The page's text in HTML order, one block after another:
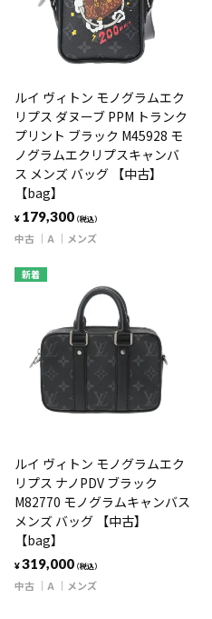
ルイ ヴィトン モノグラムエク
リプス ダヌーブ PPM トランク
プリント ブラック M45928 モ
ノグラムエクリプスキャンバ
ス メンズ バッグ 【中古】
【bag】
¥ 179,300（税込）
中古 A メンズ
新着
ルイ ヴィトン モノグラムエク
リプス ナノPDV ブラック
M82770 モノグラムキャンバス
メンズ バッグ 【中古】
【bag】
¥319,000（税込）
中古 A メンズ